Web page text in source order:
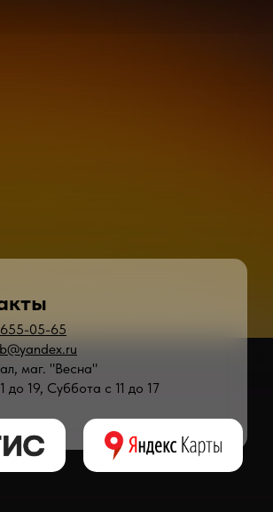
05-65
маг. "Весна"
до 19, Суббота с 11 до 17
меняться в зависимости от модели устройства и